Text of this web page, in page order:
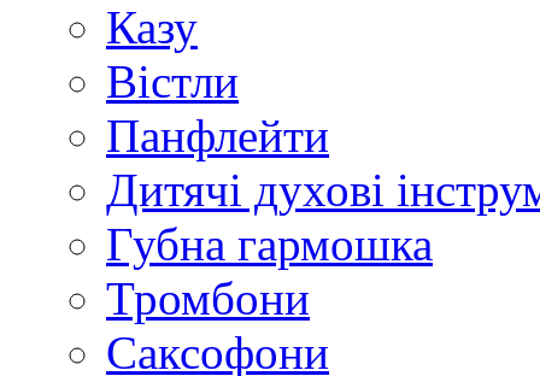
Казу
Вістли
Панфлейти
Дитячі духові
Губна гармошка
Тромбони
Саксофони